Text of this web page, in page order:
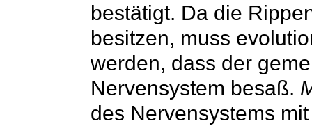
bestätigt. Da die
besitzen, muss
werden, dass der
Nervensystem besaß.
des Nervensystems